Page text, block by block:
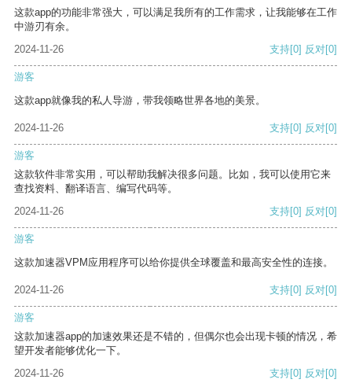
这款app的功能非常强大，可以满足我所有的工作需求，让我能够在工作
中游刃有余。
2024-11-26
支持[0] 反对[0]
游客
这款app就像我的私人导游，带我领略世界各地的美景。
2024-11-26 支持[0] 反对[0]
游客
这款软件非常实用，可以帮助我解决很多问题。比如，我可以使用它来
查找资料、翻译语言、编写代码等。
2024-11-26
支持[0] 反对[0]
游客
这款加速器VPM应用程序可以给你提供全球覆盖和最高安全性的连接。
2024-11-26 支持[0] 反对[0]
游客
这款加速器app的加速效果还是不错的，但偶尔也会出现卡顿的情况，希
望开发者能够优化一下。
2024-11-26
支持[0] 反对[0]